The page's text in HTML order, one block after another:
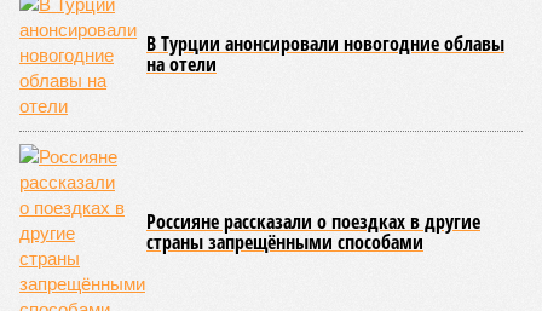
Напрашивается закономерный вопрос: если
декларируемая «Capital Group модель (достраивать
проблемные объекты SSD») сработала на
Лосиноостровской, почему она не масштабируется на
Люблино? И означает ли отсутствие техники на площадке,
что в реальности подрядчик по «Станции Л» ещё даже не
определён?
2025–2026 годах, похоже, не изменили ситуацию.
последние месяцы в личном общении нам перестали
называть даже ориентировочные сроки», – рассказывают
расстроенные дольщики.